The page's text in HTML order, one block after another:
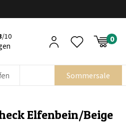
/10
Sommersale
Elfenbein/Beige